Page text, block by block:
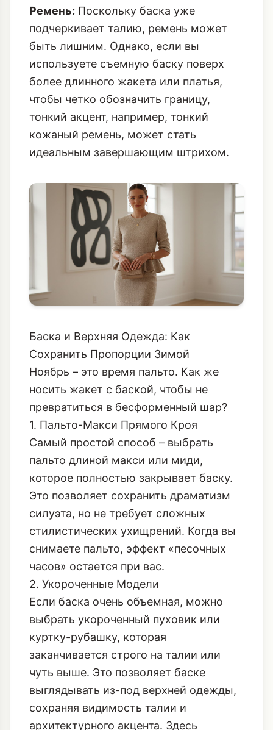
Ремень: Поскольку баска уже
подчеркивает талию, ремень может
быть лишним. Однако, если вы
используете съемную баску поверх
более длинного жакета или платья,
чтобы четко обозначить границу,
тонкий акцент, например, тонкий
кожаный ремень, может стать
идеальным завершающим штрихом.
Баска и Верхняя Одежда: Как
Сохранить Пропорции Зимой
Ноябрь – это время пальто. Как же
носить жакет с баской, чтобы не
превратиться в бесформенный шар?
1. Пальто-Макси Прямого Кроя
Самый простой способ – выбрать
пальто длиной макси или миди,
которое полностью закрывает баску.
Это позволяет сохранить драматизм
силуэта, но не требует сложных
стилистических ухищрений. Когда вы
снимаете пальто, эффект «песочных
часов» остается при вас.
2. Укороченные Модели
Если баска очень объемная, можно
выбрать укороченный пуховик или
куртку-рубашку, которая
заканчивается строго на талии или
чуть выше. Это позволяет баске
выглядывать из-под верхней одежды,
сохраняя видимость талии и
архитектурного акцента. Здесь